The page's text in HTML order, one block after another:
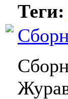
Теги: